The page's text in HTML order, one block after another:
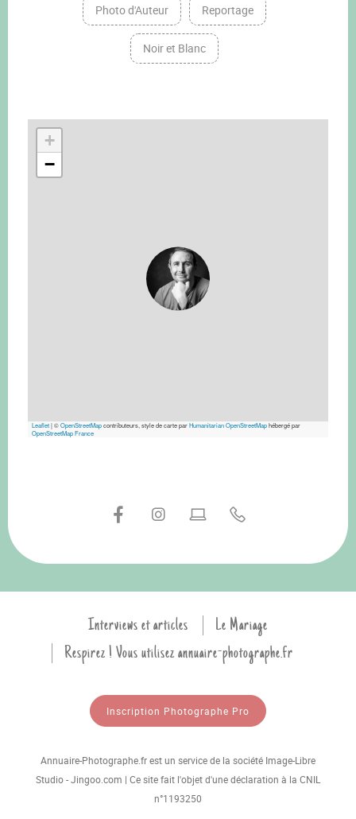
Photo d'Auteur Reportage
Noir et Blanc
+
−
Leaflet|©OpenStreetMapcontributeurs, style de carte parHumanitarian OpenStreetMaphébergé par
OpenStreetMap France
Interviews et articles
Le Mariage
Respirez ! Vous utilisez annuaire-photographe.fr
Inscription Photographe Pro
Annuaire-Photographe.fr est un service de la société Image-Libre
Studio - Jingoo.com | Ce site fait l'objet d'une déclaration à la CNIL
n°1193250